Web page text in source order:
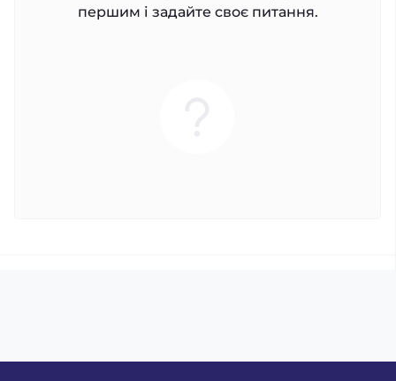
першим і задайте своє питання.